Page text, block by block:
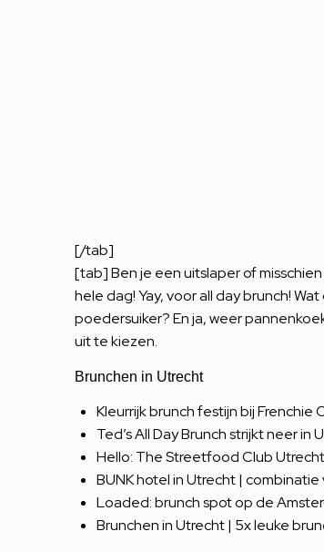
[/tab]
[tab] Ben je een uitslaper of
hele dag! Yay, voor all day brunch!
poedersuiker? En ja, weer
uit te kiezen.
Brunchen in Utrecht
Kleurrijk brunch festijn bij Frenchie
Ted’s All Day Brunch strijkt neer in
Hello: The Streetfood Club Utrecht
BUNK hotel in Utrecht |
Loaded: brunch spot op de
Brunchen in Utrecht | 5x leuke